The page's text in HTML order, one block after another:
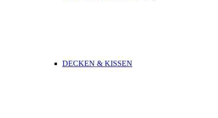
DECKEN & KISSEN